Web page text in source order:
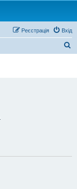
Вхід
Реєстрація